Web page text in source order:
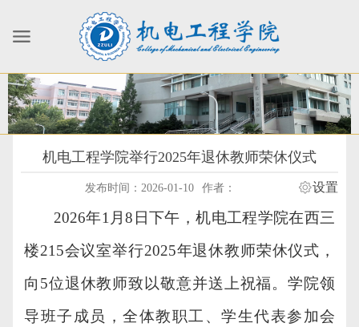
机电工程学院举行2025年退休教师荣休仪式
发布时间：2026-01-10 作者： 设置
2026年1月8日下午，机电工程学院在西三
楼215会议室举行2025年退休教师荣休仪式，
向 5位退休教师致以敬意并送上祝福。学院领
导班子成员， 全体教职工 、 学生代表参加会